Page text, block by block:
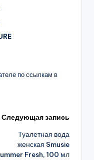
по ссылкам в
Следующая запись
Туалетная вода
женская Smusie
Fresh, 100 мл